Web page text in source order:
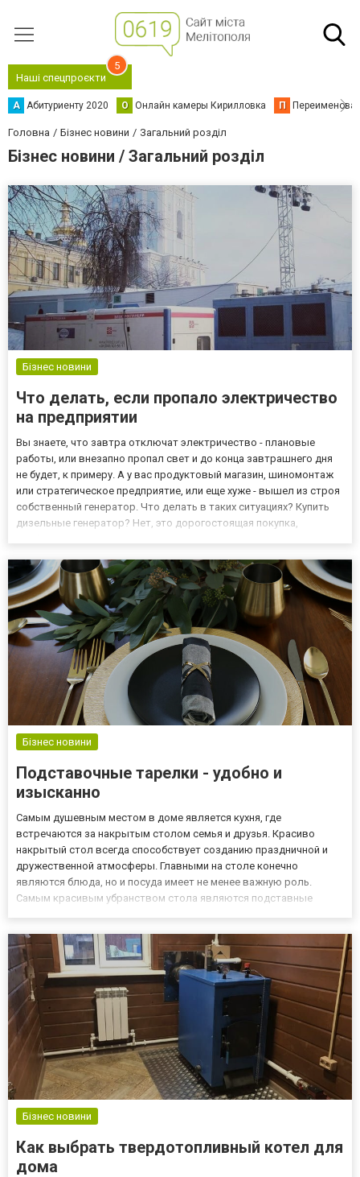
Наші спецпроєкти
5
А Абитуриенту 2020 О Онлайн камеры Кирилловка П
Головна Бізнес новини Загальний розділ
Бізнес новини / Загальний розділ
Бізнес новини
Что делать, если пропало электричество
на предприятии
Вы знаете, что завтра отключат электричество - плановые
работы, или внезапно пропал свет и до конца завтрашнего дня
не будет, к примеру. А у вас продуктовый магазин, шиномонтаж
или стратегическое предприятие, или еще хуже - вышел из строя
собственный генератор. Что делать в таких ситуациях? Купить
дизельные генератор? Нет, это дорогостоящая покупка,
Бізнес новини
Подставочные тарелки - удобно и
изысканно
Самым душевным местом в доме является кухня, где
встречаются за накрытым столом семья и друзья. Красиво
накрытый стол всегда способствует созданию праздничной и
дружественной атмосферы. Главными на столе конечно
являются блюда, но и посуда имеет не менее важную роль.
Самым красивым убранством стола являются подставные
декоративное, с подставочными та...
Бізнес новини
Как выбрать твердотопливный котел для
дома